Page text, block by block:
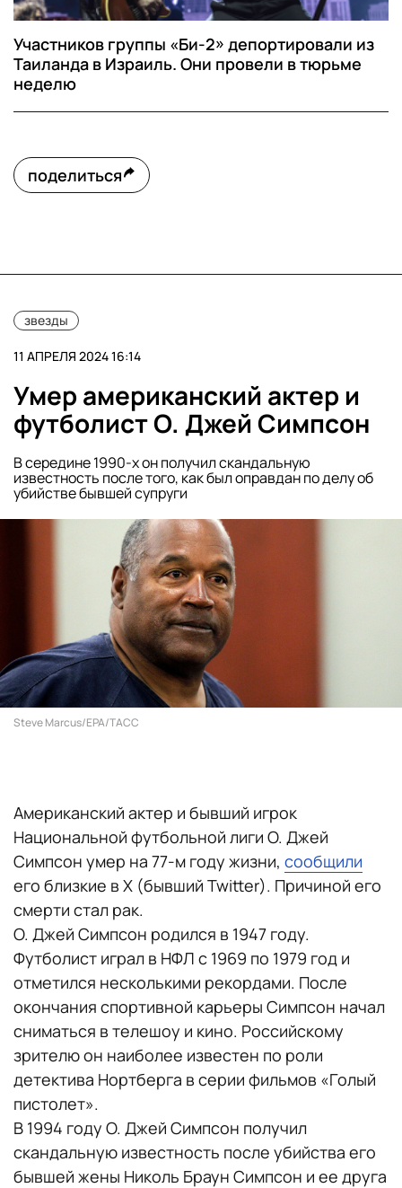
Участников группы «Би-2» депортировали из
Таиланда в Израиль. Они провели в тюрьме
неделю
поделиться
звезды
11 АПРЕЛЯ 2024 16:14
Умер американский актер и
футболист О. Джей Симпсон
В середине 1990-х он получил скандальную
известность после того, как был оправдан по делу об
убийстве бывшей супруги
Steve Marcus/EPA/ТАСС
Американский актер и бывший игрок
Национальной футбольной лиги О. Джей
Симпсон умер на 77-м году жизни, сообщили
его близкие в X (бывший Twitter). Причиной его
смерти стал рак.
О. Джей Симпсон родился в 1947 году.
Футболист играл в НФЛ с 1969 по 1979 год и
отметился несколькими рекордами. После
окончания спортивной карьеры Симпсон начал
сниматься в телешоу и кино. Российскому
зрителю он наиболее известен по роли
детектива Нортберга в серии фильмов «Голый
пистолет».
В 1994 году О. Джей Симпсон получил
скандальную известность после убийства его
бывшей жены Николь Браун Симпсон и ее друга